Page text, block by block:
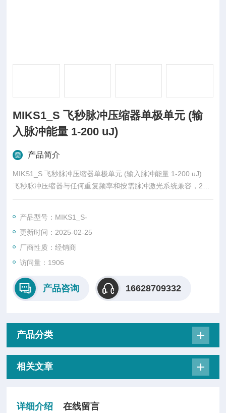
MIKS1_S 飞秒脉冲压缩器单极单元 (输
入脉冲能量 1-200 uJ)
产品简介
MIKS1_S 飞秒脉冲压缩器单极单元 (输入脉冲能量 1-200 uJ)
飞秒脉冲压缩器与任何重复频率和按需脉冲激光系统兼容，24/7
稳定运行，与现有激光系统的简单集成，没有有源光学元件，无
振动）
产品型号：MIKS1_S-
更新时间：2025-02-25
厂商性质：经销商
访问量：1906
产品咨询 16628709332
产品分类
相关文章
详细介绍 在线留言